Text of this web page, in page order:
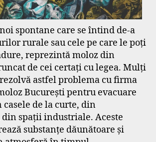
spontane care se întind de-a
rurale sau cele pe care le poți
reprezintă moloz din
de cei certați cu legea. Mulți
astfel problema cu firma
București pentru evacuare
de la curte, din
spații industriale. Aceste
substanțe dăunătoare și